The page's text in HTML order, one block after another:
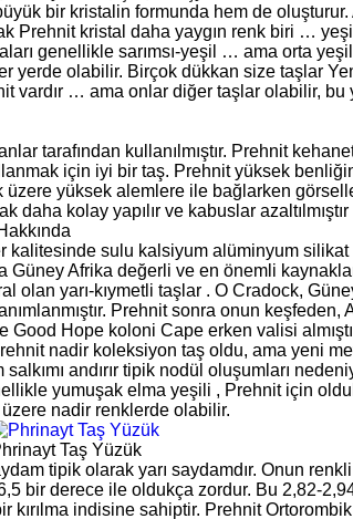
bir kristalin formunda hem de oluşturur.
Prehnit kristal daha yaygın renk biri …
genellikle sarımsı-yeşil … ama orta
yerde olabilir. Birçok dükkan size taşlar
vardır … ama onlar diğer taşlar olabilir,
tarafından kullanılmıştır. Prehnit
için iyi bir taş. Prehnit yüksek
üzere yüksek alemlere ile bağlarken
daha kolay yapılır ve kabuslar
kalitesinde sulu kalsiyum alüminyum silikat
Güney Afrika değerli ve en önemli
olan yarı-kıymetli taşlar . O Cradock,
Prehnit sonra onun
Good Hope koloni Cape erken valisi
nadir koleksiyon taş oldu, ama yeni
andırır tipik nodül oluşumları
yumuşak elma yeşili , Prehnit için
nadir renklerde olabilir.
Taş Yüzük
tipik olarak yarı saydamdır. Onun
bir derece ile oldukça zordur. Bu 2,82-
kırılma indisine sahiptir. Prehnit